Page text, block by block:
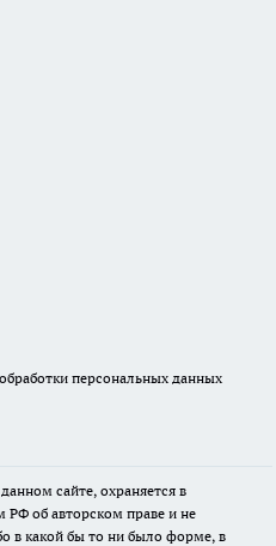
персональных данных
сайте, охраняется в
РФ об авторском праве и не
в какой бы то ни было форме, в